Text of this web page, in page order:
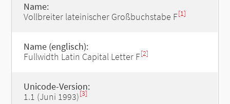
Name:
Vollbreiter lateinischer Großbuchstabe F[1]
Name (englisch):
Fullwidth Latin Capital Letter F[2]
Unicode-Version:
1.1 (Juni 1993)[3]